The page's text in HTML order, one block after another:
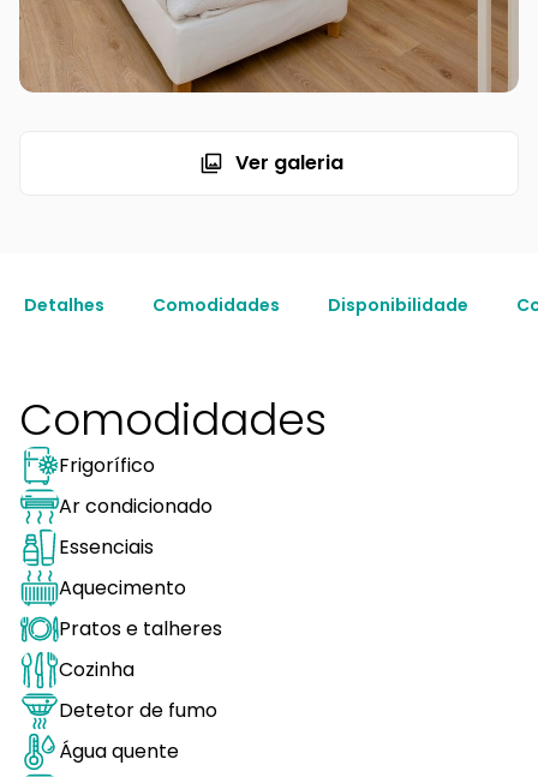
Ver galeria
Detalhes Comodidades Disponibilidade
Comodidades
Frigorífico
Ar condicionado
Essenciais
Aquecimento
Pratos e talheres
Cozinha
Detetor de fumo
Água quente